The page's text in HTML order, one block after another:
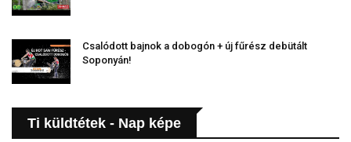
Csalódott bajnok a dobogón + új fűrész debütált
Soponyán!
Ti küldtétek - Nap képe